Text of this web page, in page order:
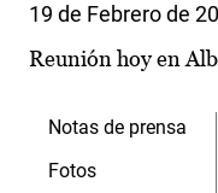
19 de Febrero de
Reunión hoy en
Notas de prensa
Fotos